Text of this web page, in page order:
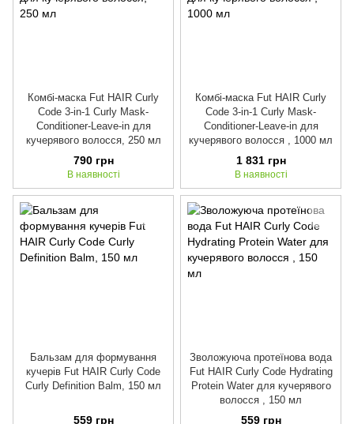
Комбі-маска Fut HAIR Curly
Code 3-in-1 Curly Mask-
Conditioner-Leave-in для
кучерявого волосся, 250 мл
790 грн
В наявності
Комбі-маска Fut HAIR Curly
Code 3-in-1 Curly Mask-
Conditioner-Leave-in для
кучерявого волосся , 1000 мл
1 831 грн
В наявності
Бальзам для формування
кучерів Fut HAIR Curly Code
Curly Definition Balm, 150 мл
559 грн
Зволожуюча протеїнова вода
Fut HAIR Curly Code Hydrating
Protein Water для кучерявого
волосся , 150 мл
559 грн